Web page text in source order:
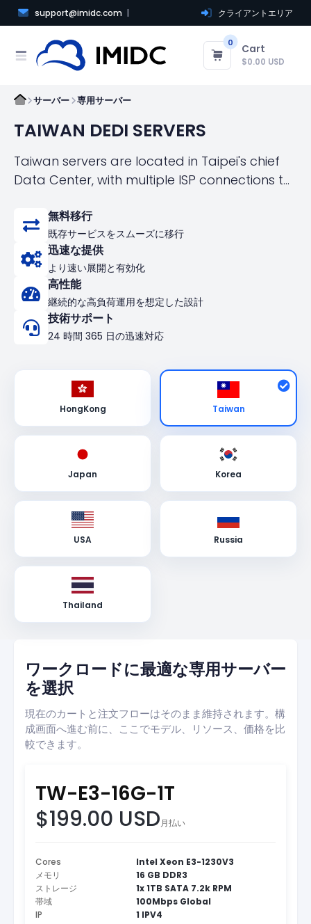
support@imidc.com クライアントエリア
0
Cart
$0.00 USD
サーバー 専用サーバー
TAIWAN DEDI SERVERS
Taiwan servers are located in Taipei's chief
Data Center, with multiple ISP connections to
offer fast, automated server management
and activation in just a few minutes,
eliminating long waiting times!
無料移行
既存サービスをスムーズに移行
迅速な提供
より速い展開と有効化
高性能
継続的な高負荷運用を想定した設計
技術サポート
24 時間 365 日の迅速対応
HongKong Taiwan
Japan Korea
USA Russia
Thailand
ワークロードに最適な専用サーバー
を選択
現在のカートと注文フローはそのまま維持されます。構
成画面へ進む前に、ここでモデル、リソース、価格を比
較できます。
TW-E3-16G-1T
$199.00 USD月払い
Cores
Intel Xeon E3-1230V3
メモリ
16 GB DDR3
ストレージ
1x 1TB SATA 7.2k RPM
帯域
100Mbps Global
IP
1 IPV4